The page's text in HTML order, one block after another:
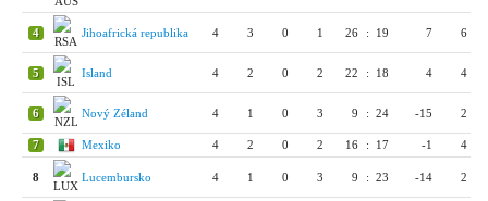
4 Jihoafrická republika 4 3 0 1 26 : 19 7 6
5 Island 4 2 0 2 22 : 18 4 4
6 Nový Zéland 4 1 0 3 9 : 24 -15 2
7 Mexiko 4 2 0 2 16 : 17 -1 4
8 Lucembursko 4 1 0 3 9 : 23 -14 2